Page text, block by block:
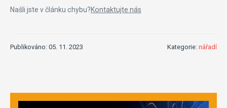
Našli jste v článku chybu?Kontaktujte nás
Publikováno: 05. 11. 2023 Kategorie: nářadí